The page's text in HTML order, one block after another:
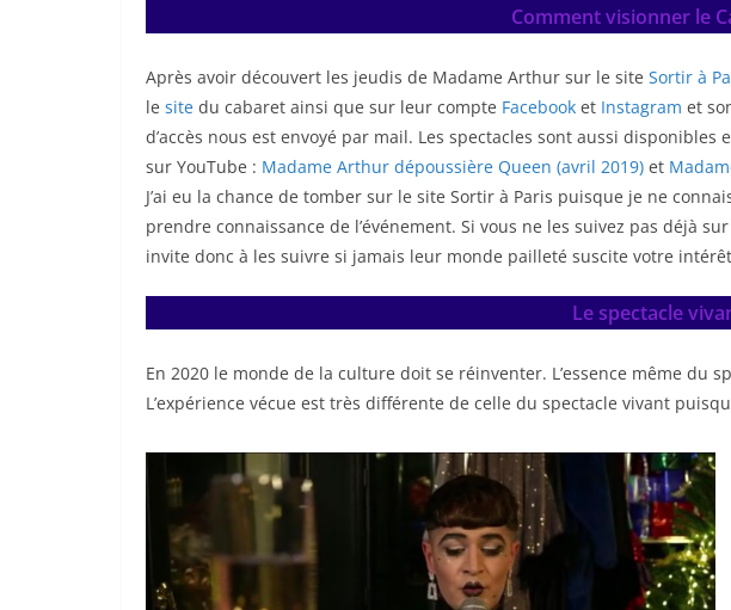
Comment visionner le
Après avoir découvert les jeudis de Madame Arthur sur le site Sortir à
le site du cabaret ainsi que sur leur compte Facebook et Instagram et
d’accès nous est envoyé par mail. Les spectacles sont aussi disponibles
sur YouTube : Madame Arthur dépoussière Queen (avril 2019) et
J’ai eu la chance de tomber sur le site Sortir à Paris puisque je ne
prendre connaissance de l’événement. Si vous ne les suivez pas déjà
invite donc à les suivre si jamais leur monde pailleté suscite votre
Le spectacle
En 2020 le monde de la culture doit se réinventer. L’essence même
L’expérience vécue est très différente de celle du spectacle vivant